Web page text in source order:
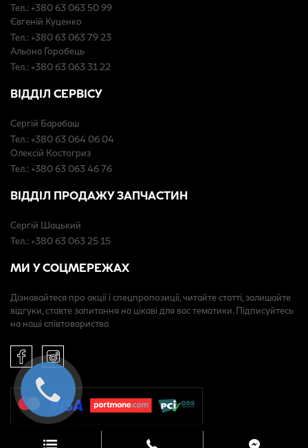
Тел.: +380 63 063 50 99
Євгеній Куценко
Тел.: +380 63 063 79 23
Альона Горобець
Тел.: +380 63 063 31 22
ВІДДІЛ СЕРВІСУ
Сергій Барабаш
Тел.: +380 63 064 06 04
Олексій Костогриз
Тел.: +380 63 063 46 76
ВІДДІЛ ПРОДАЖУ ЗАПЧАСТИН
Сергій Шацький
Тел.: +380 63 063 25 15
МИ У СОЦМЕРЕЖАХ
Дізнавайтеся про акції і спецпропозиції, читайте статті, залишайте
відгуки, ставте запитання на цікаві для вас тематики. Підписуйтесь
на наші співтовариства
© 2026 “Інфініті ВІДІ Ліберті”. Всі права захищені